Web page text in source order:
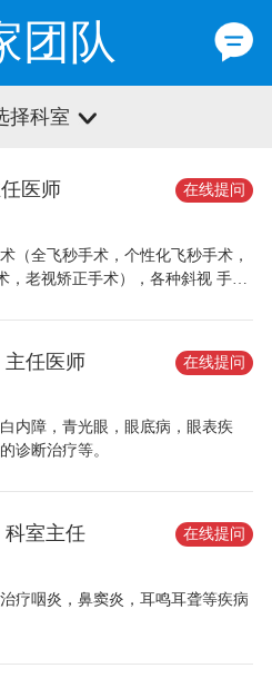
团队
择科室
医师
（全飞秒手术，个性化飞秒手术，
，老视矫正手术），各种斜视 手
筛查和检查工作，并获 得上海市近
人和 称号。
在线提问
主任医师
内障，青光眼，眼底病，眼表疾
诊断治疗等。
在线提问
科室主任
疗咽炎，鼻窦炎，耳鸣耳聋等疾病
在线提问